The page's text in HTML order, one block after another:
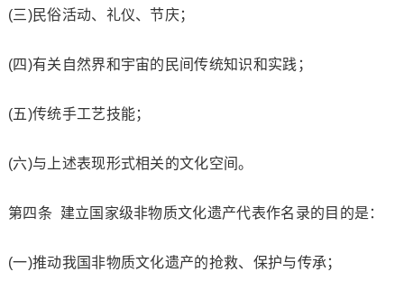
(三)民俗活动、礼仪、节庆；
(四)有关自然界和宇宙的民间传统知识和实践；
(五)传统手工艺技能；
(六)与上述表现形式相关的文化空间。
第四条 建立国家级非物质文化遗产代表作名录的目的是：
(一)推动我国非物质文化遗产的抢救、保护与传承；